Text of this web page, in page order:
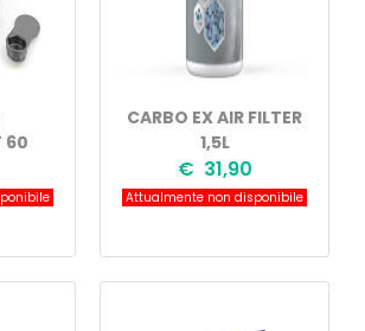
60
CARBO EX AIR FILTER
1,5L
€ 31,90
Attualmente non disponibile